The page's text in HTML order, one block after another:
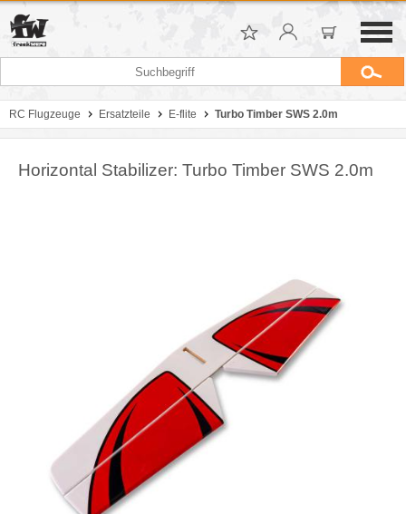
RC Flugzeuge Ersatzteile E-flite Turbo Timber SWS 2.0m
Horizontal Stabilizer: Turbo Timber SWS 2.0m